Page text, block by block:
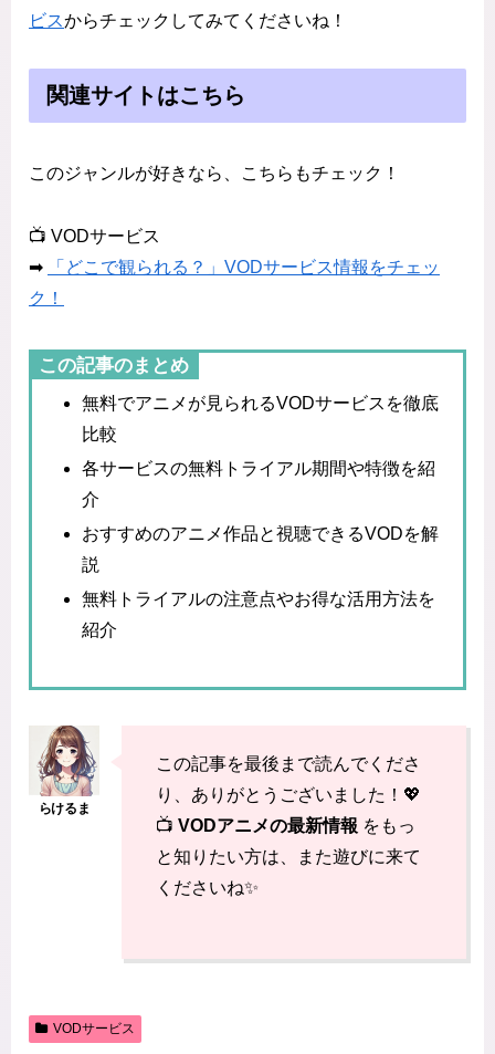
ビスからチェックしてみてくださいね！
関連サイトはこちら
このジャンルが好きなら、こちらもチェック！
📺 VODサービス
➡
「どこで観られる？」VODサービス情報をチェッ
ク！
この記事のまとめ
無料でアニメが見られるVODサービスを徹底
比較
各サービスの無料トライアル期間や特徴を紹
介
おすすめのアニメ作品と視聴できるVODを解
説
無料トライアルの注意点やお得な活用方法を
紹介
この記事を最後まで読んでくださ
り、ありがとうございました！💖
📺 VODアニメの最新情報 をもっ
と知りたい方は、また遊びに来て
くださいね✨
VODサービス